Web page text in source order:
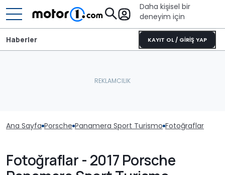
Daha kişisel bir
deneyim için
KAYIT OL / GİRİŞ YAP
Haberler
Ana Sayfa Porsche Panamera Sport Turismo Fotoğraflar
Fotoğraflar - 2017 Porsche